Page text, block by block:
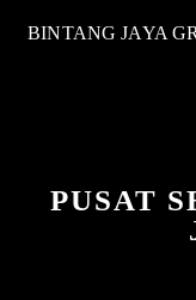
BINTANG JAYA
PUSAT